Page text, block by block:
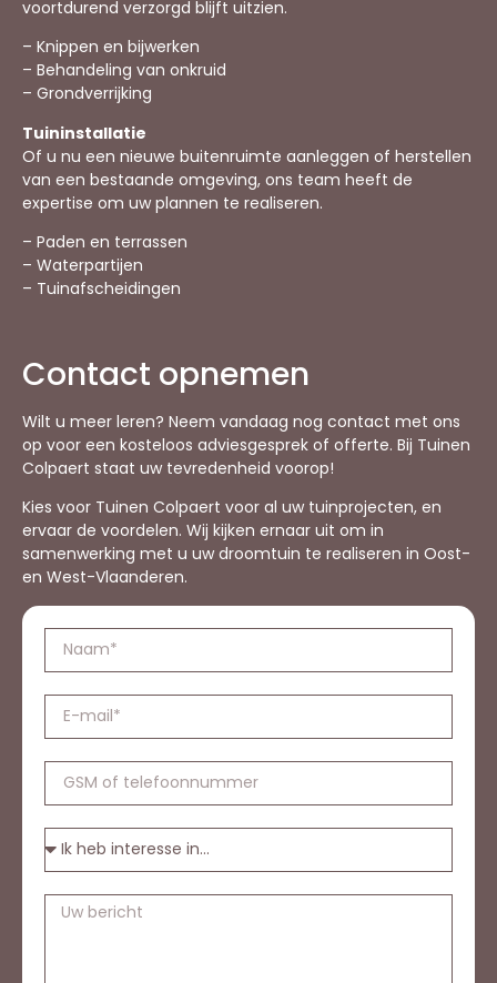
voortdurend verzorgd blijft uitzien.
– Knippen en bijwerken
– Behandeling van onkruid
– Grondverrijking
Tuininstallatie
Of u nu een nieuwe buitenruimte aanleggen of herstellen
van een bestaande omgeving, ons team heeft de
expertise om uw plannen te realiseren.
– Paden en terrassen
– Waterpartijen
– Tuinafscheidingen
Contact opnemen
Wilt u meer leren? Neem vandaag nog contact met ons
op voor een kosteloos adviesgesprek of offerte. Bij Tuinen
Colpaert staat uw tevredenheid voorop!
Kies voor Tuinen Colpaert voor al uw tuinprojecten, en
ervaar de voordelen. Wij kijken ernaar uit om in
samenwerking met u uw droomtuin te realiseren in Oost-
en West-Vlaanderen.